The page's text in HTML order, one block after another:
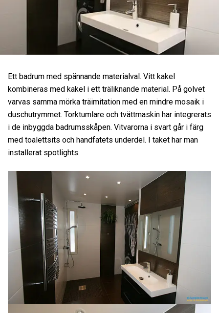
Ett badrum med spännande materialval. Vitt kakel
kombineras med kakel i ett träliknande material. På golvet
varvas samma mörka träimitation med en mindre mosaik i
duschutrymmet. Torktumlare och tvättmaskin har integrerats
i de inbyggda badrumsskåpen. Vitvarorna i svart går i färg
med toalettsits och handfatets underdel. I taket har man
installerat spotlights.